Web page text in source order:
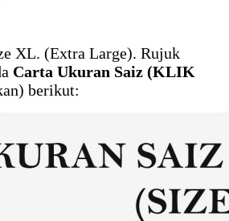
XL. (Extra Large). Rujuk
Carta Ukuran Saiz (KLIK
berikut: